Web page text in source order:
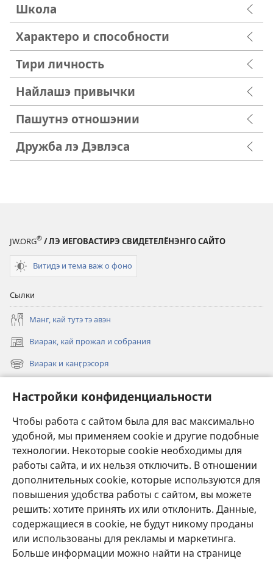
Настройки конфиденциальности
Чтобы работа с сайтом была для вас максимально
удобной, мы применяем cookie и другие подобные
технологии. Некоторые cookie необходимы для
работы сайта, и их нельзя отключить. В отношении
дополнительных cookie, которые используются для
повышения удобства работы с сайтом, вы можете
решить: хотите принять их или отклонить. Данные,
содержащиеся в cookie, не будут никому проданы
или использованы для рекламы и маркетинга.
Больше информации можно найти на странице
Школа
Характеро и способности
Тири личность
Найлашэ привычки
Пашутнэ отношэнии
Дружба лэ Дэвлэса
JW.ORG® / ЛЭ ИЕГОВАСТИРЭ СВИДЕТЕЛЁНЭНГО САЙТО
Витидэ и тема важ о фоно
Сылки
Манг, кай тутэ тэ авэн
Виарак, кай прожал и собрания
(открывается
в
новом
Виарак и канӷрэсоря
(открывается
в
новом
окне) Видео
Родэ
Тэ шос ловэ
(открывается
в
новом
окне)
ОНЛАЙН-БИБЛИАТЕКА Сторожэво башня
(открывается
в
новом
окне)
JW Hub
(открывается
в
новом